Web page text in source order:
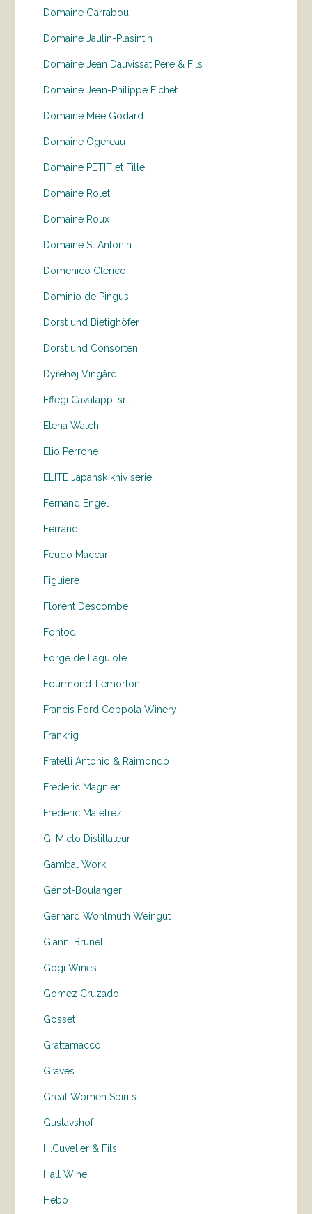
Domaine Garrabou
Domaine Jaulin-Plasintin
Domaine Jean Dauvissat Pere & Fils
Domaine Jean-Philippe Fichet
Domaine Mee Godard
Domaine Ogereau
Domaine PETIT et Fille
Domaine Rolet
Domaine Roux
Domaine St Antonin
Domenico Clerico
Dominio de Pingus
Dorst und Bietighöfer
Dorst und Consorten
Dyrehøj Vingård
Effegi Cavatappi srl
Elena Walch
Elio Perrone
ELITE Japansk kniv serie
Fernand Engel
Ferrand
Feudo Maccari
Figuiere
Florent Descombe
Fontodi
Forge de Laguiole
Fourmond-Lemorton
Francis Ford Coppola Winery
Frankrig
Fratelli Antonio & Raimondo
Frederic Magnien
Frederic Maletrez
G. Miclo Distillateur
Gambal Work
Génot-Boulanger
Gerhard Wohlmuth Weingut
Gianni Brunelli
Gogi Wines
Gomez Cruzado
Gosset
Grattamacco
Graves
Great Women Spirits
Gustavshof
H.Cuvelier & Fils
Hall Wine
Hebo